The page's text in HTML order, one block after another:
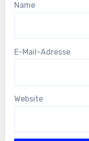
Name
E-Mail-Adresse
Website